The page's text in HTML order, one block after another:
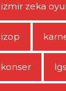
izmir zeka
izop
konser lgs